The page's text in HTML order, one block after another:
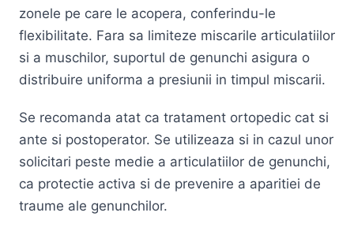
zonele pe care le acopera, conferindu-le
flexibilitate. Fara sa limiteze miscarile articulatiilor
si a muschilor, suportul de genunchi asigura o
distribuire uniforma a presiunii in timpul miscarii.
Se recomanda atat ca tratament ortopedic cat si
ante si postoperator. Se utilizeaza si in cazul unor
solicitari peste medie a articulatiilor de genunchi,
ca protectie activa si de prevenire a aparitiei de
traume ale genunchilor.